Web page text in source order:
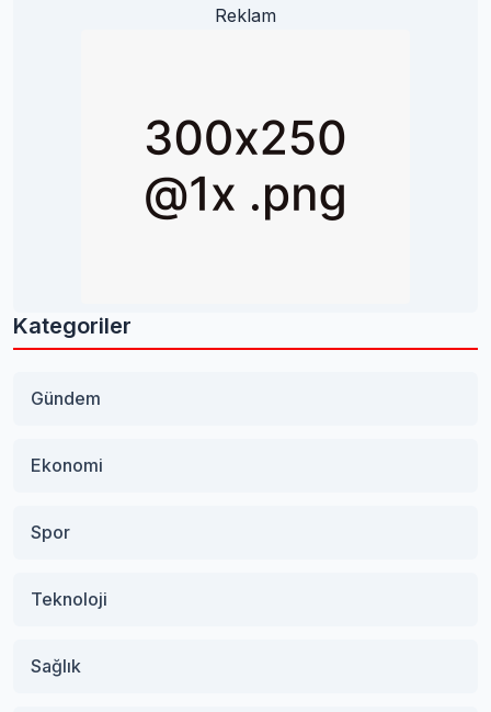
Reklam
Kategoriler
Gündem
Ekonomi
Spor
Teknoloji
Sağlık